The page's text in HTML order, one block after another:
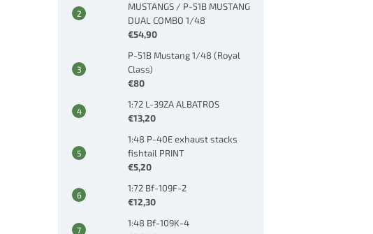
MUSTANGS / P-51B MUSTANG
DUAL COMBO 1/48
€54,90
P-51B Mustang 1/48 (Royal
Class)
€80
1:72 L-39ZA ALBATROS
€13,20
1:48 P-40E exhaust stacks
fishtail PRINT
€5,20
1:72 Bf-109F-2
€12,30
1:48 Bf-109K-4